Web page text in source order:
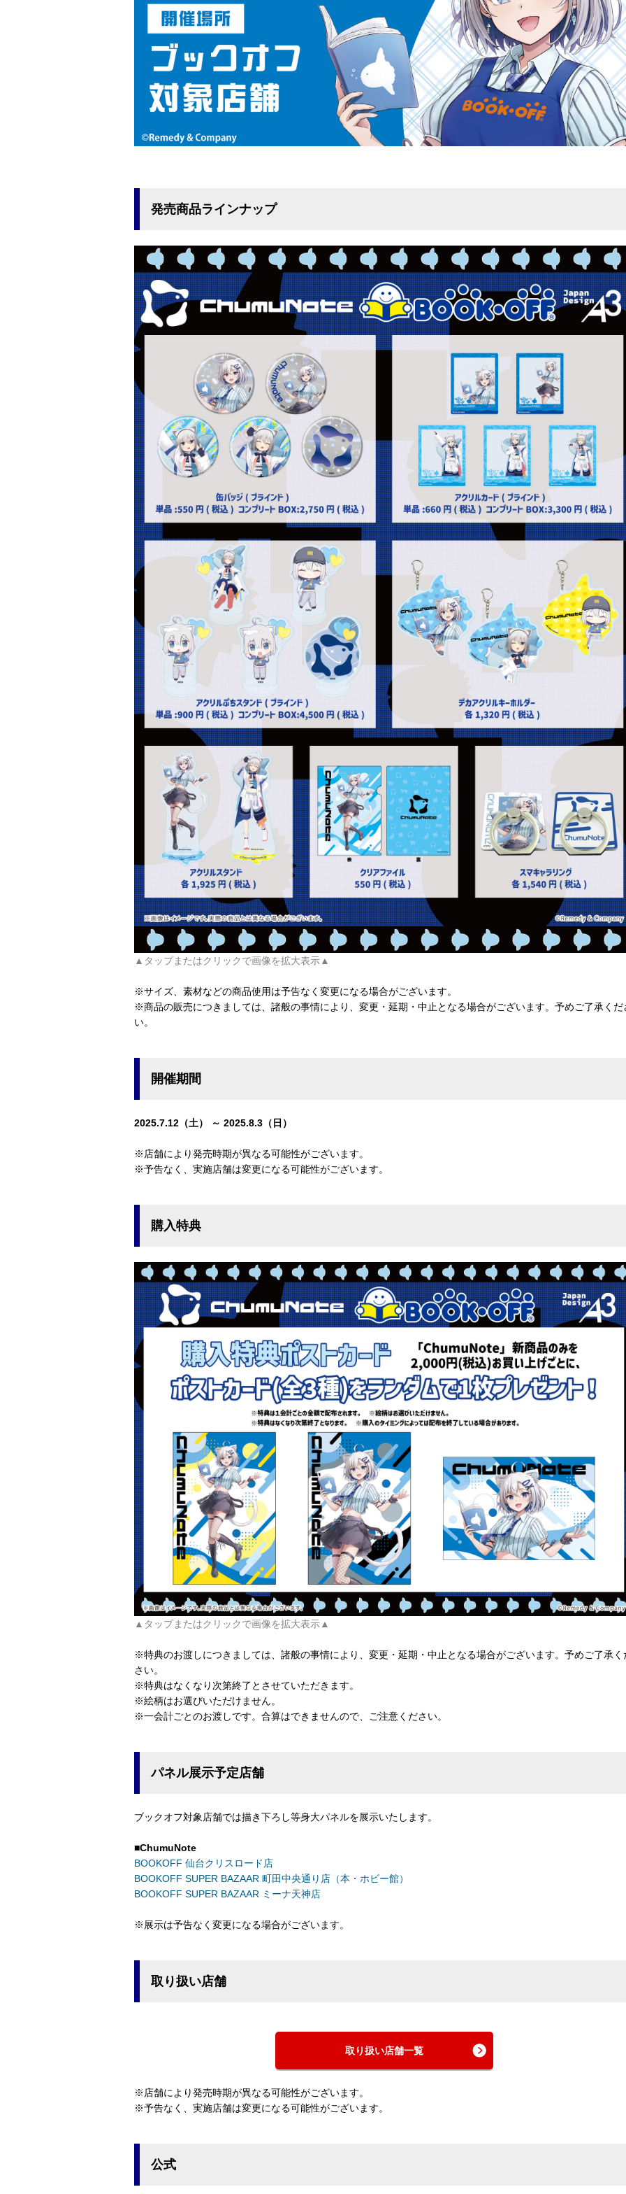
発売商品ラインナップ
▲タップまたはクリックで画像を拡大表示▲
※サイズ、素材などの商品使用は予告なく変更になる場合がございます。
※商品の販売につきましては、諸般の事情により、変更・延期・中止となる場合がございます。予めご了承くだ
い。
開催期間
2025.7.12（土） ～ 2025.8.3（日）
※店舗により発売時期が異なる可能性がございます。
※予告なく、実施店舗は変更になる可能性がございます。
購入特典
▲タップまたはクリックで画像を拡大表示▲
※特典のお渡しにつきましては、諸般の事情により、変更・延期・中止となる場合がございます。予めご了承く
さい。
※特典はなくなり次第終了とさせていただきます。
※絵柄はお選びいただけません。
※一会計ごとのお渡しです。合算はできませんので、ご注意ください。
パネル展示予定店舗
ブックオフ対象店舗では描き下ろし等身大パネルを展示いたします。
■ChumuNote
BOOKOFF 仙台クリスロード店
BOOKOFF SUPER BAZAAR 町田中央通り店（本・ホビー館）
BOOKOFF SUPER BAZAAR ミーナ天神店
※展示は予告なく変更になる場合がございます。
取り扱い店舗
取り扱い店舗一覧
※店舗により発売時期が異なる可能性がございます。
※予告なく、実施店舗は変更になる可能性がございます。
公式